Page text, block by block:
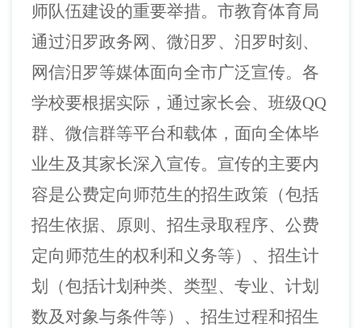
师队伍建设的重要举措。市教育体育局
通过汨罗政务网、微汨罗、汨罗时刻、
网信汨罗等媒体面向全市广泛宣传。各
学校要根据实际，通过家长会、班级QQ
群、微信群等平台和载体，面向全体毕
业生及其家长深入宣传。宣传的主要内
容是公费定向师范生的招生政策（包括
招生依据、原则、招生录取程序、公费
定向师范生的权利和义务等）、招生计
划（包括计划种类、类型、专业、计划
数及对象与条件等）、招生过程和招生